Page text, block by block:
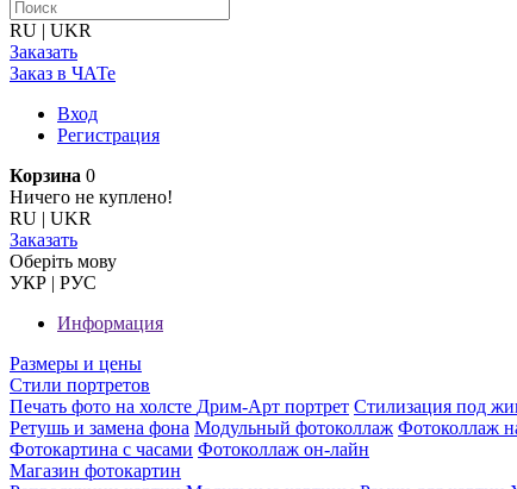
RU | UKR
Заказать
Заказ в ЧАТе
Вход
Регистрация
Корзина 0
Ничего не куплено!
RU | UKR
Заказать
Оберiть мову
УКР | РУС
Информация
Размеры и цены
Стили портретов
Печать фото на холсте Дрим-Арт портрет Стилизация под
Ретушь и замена фона Модульный фотоколлаж Фотоколлаж
Фотокартина с часами Фотоколлаж он-лайн
Магазин фотокартин